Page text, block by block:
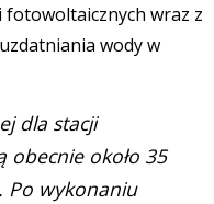
fotowoltaicznych wraz z
wody w
dla stacji
obecnie około 35
Po wykonaniu